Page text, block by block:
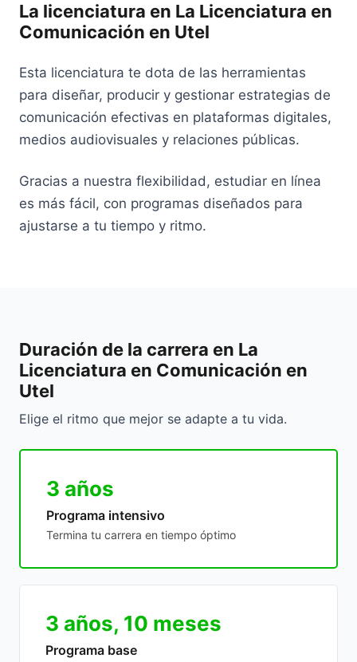
La licenciatura en La Licenciatura en
Comunicación en Utel
Esta licenciatura te dota de las herramientas
para diseñar, producir y gestionar estrategias de
comunicación efectivas en plataformas digitales,
medios audiovisuales y relaciones públicas.
Gracias a nuestra flexibilidad, estudiar en línea
es más fácil, con programas diseñados para
ajustarse a tu tiempo y ritmo.
Duración de la carrera en La
Licenciatura en Comunicación en
Utel
Elige el ritmo que mejor se adapte a tu vida.
3 años
Programa intensivo
Termina tu carrera en tiempo óptimo
3 años, 10 meses
Programa base